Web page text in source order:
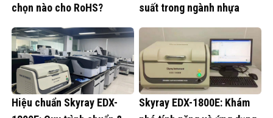
chọn nào cho RoHS?
suất trong ngành nhựa
Hiệu chuẩn Skyray EDX-
Skyray EDX-1800E: Khám